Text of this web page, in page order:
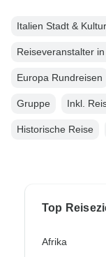
Italien Stadt & Kultur
Reiseveranstalter
Europa Rundreisen
Gruppe Inkl.
Historische Reise
Top
Afrika